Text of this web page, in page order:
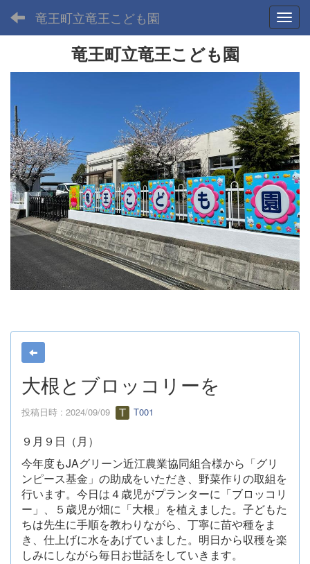
竜王町立竜王こども園
竜王町立竜王こども園
大根とブロッコリーを
投稿日時 : 2024/09/09 T001
９月９日（月）
今年度もJAグリーン近江農業協同組合様から「グリ
ンピース基金」の助成をいただき、野菜作りの取組を
行います。今日は４歳児がプランターに「ブロッコリ
ー」、５歳児が畑に「大根」を植えました。子どもた
ちは先生に手順を教わりながら、丁寧に苗や種をま
き、仕上げに水をあげていました。明日から収穫を楽
しみにしながら毎日お世話をしていきます。